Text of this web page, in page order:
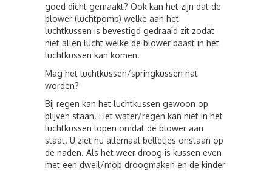
goed dicht gemaakt? Ook kan het zijn dat de
blower (luchtpomp) welke aan het
luchtkussen is bevestigd gedraaid zit zodat
niet allen lucht welke de blower baast in het
luchtkussen kan komen.
Mag het luchtkussen/springkussen nat
worden?
Bij regen kan het luchtkussen gewoon op
blijven staan. Het water/regen kan niet in het
luchtkussen lopen omdat de blower aan
staat. U ziet nu allemaal belletjes onstaan op
de naden. Als het weer droog is kussen even
met een dweil/mop droogmaken en de kinder